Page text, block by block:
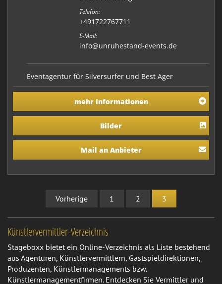
Telefon:
+491722767711
E-Mail:
info@unruhestand-events.de
Eventagentur für Silversurfer und Best Ager
mehr Informationen
Bilder
Mail an Anbieter
Vorherige 1 2 3
Künstlervermittler-Verzeichnis
Stageboxx bietet ein Online-Verzeichnis als Liste bestehend
aus Agenturen, Künstlervermittlern, Gastspieldirektionen,
Produzenten, Künstlermanagements bzw.
Künstlermanagementfirmen. Entdecken Sie Vermittler und